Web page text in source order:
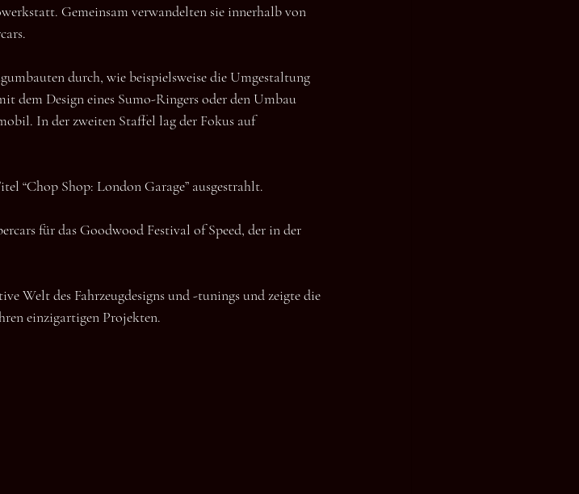
Gemeinsam verwandelten sie innerhalb von
durch, wie beispielsweise die Umgestaltung
dem Design eines Sumo-Ringers oder den Umbau
In der zweiten Staffel lag der Fokus auf
“Chop Shop: London Garage” ausgestrahlt.
für das Goodwood Festival of Speed, der in der
Welt des Fahrzeugdesigns und -tunings und zeigte die
einzigartigen Projekten.